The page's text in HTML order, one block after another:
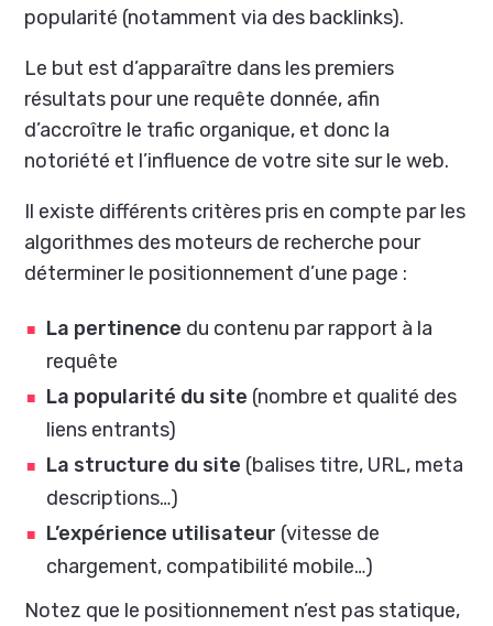
popularité (notamment via des backlinks).
Le but est d’apparaître dans les premiers
résultats pour une requête donnée, afin
d’accroître le trafic organique, et donc la
notoriété et l’influence de votre site sur le web.
Il existe différents critères pris en compte par les
algorithmes des moteurs de recherche pour
déterminer le positionnement d’une page :
La pertinence du contenu par rapport à la
requête
La popularité du site (nombre et qualité des
liens entrants)
La structure du site (balises titre, URL, meta
descriptions…)
L’expérience utilisateur (vitesse de
chargement, compatibilité mobile…)
Notez que le positionnement n’est pas statique,